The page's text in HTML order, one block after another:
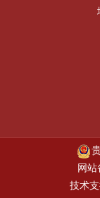
网站
技术